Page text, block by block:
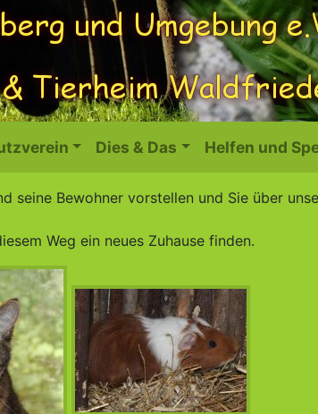
Dies & Das Helfen und
seine Bewohner vorstellen und Sie über
Weg ein neues Zuhause finden.